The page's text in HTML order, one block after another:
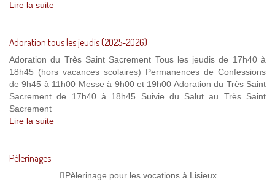
Lire la suite
Adoration tous les jeudis (2025-2026)
Adoration du Très Saint Sacrement Tous les jeudis de 17h40 à
18h45 (hors vacances scolaires) Permanences de Confessions
de 9h45 à 11h00 Messe à 9h00 et 19h00 Adoration du Très Saint
Sacrement de 17h40 à 18h45 Suivie du Salut au Très Saint
Sacrement
Lire la suite
Pèlerinages
Pèlerinage pour les vocations à Lisieux